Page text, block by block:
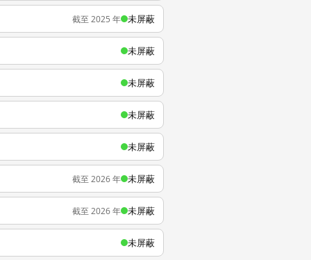
截至 2025 年 未屏蔽
未屏蔽
未屏蔽
未屏蔽
未屏蔽
截至 2026 年 未屏蔽
截至 2026 年 未屏蔽
未屏蔽